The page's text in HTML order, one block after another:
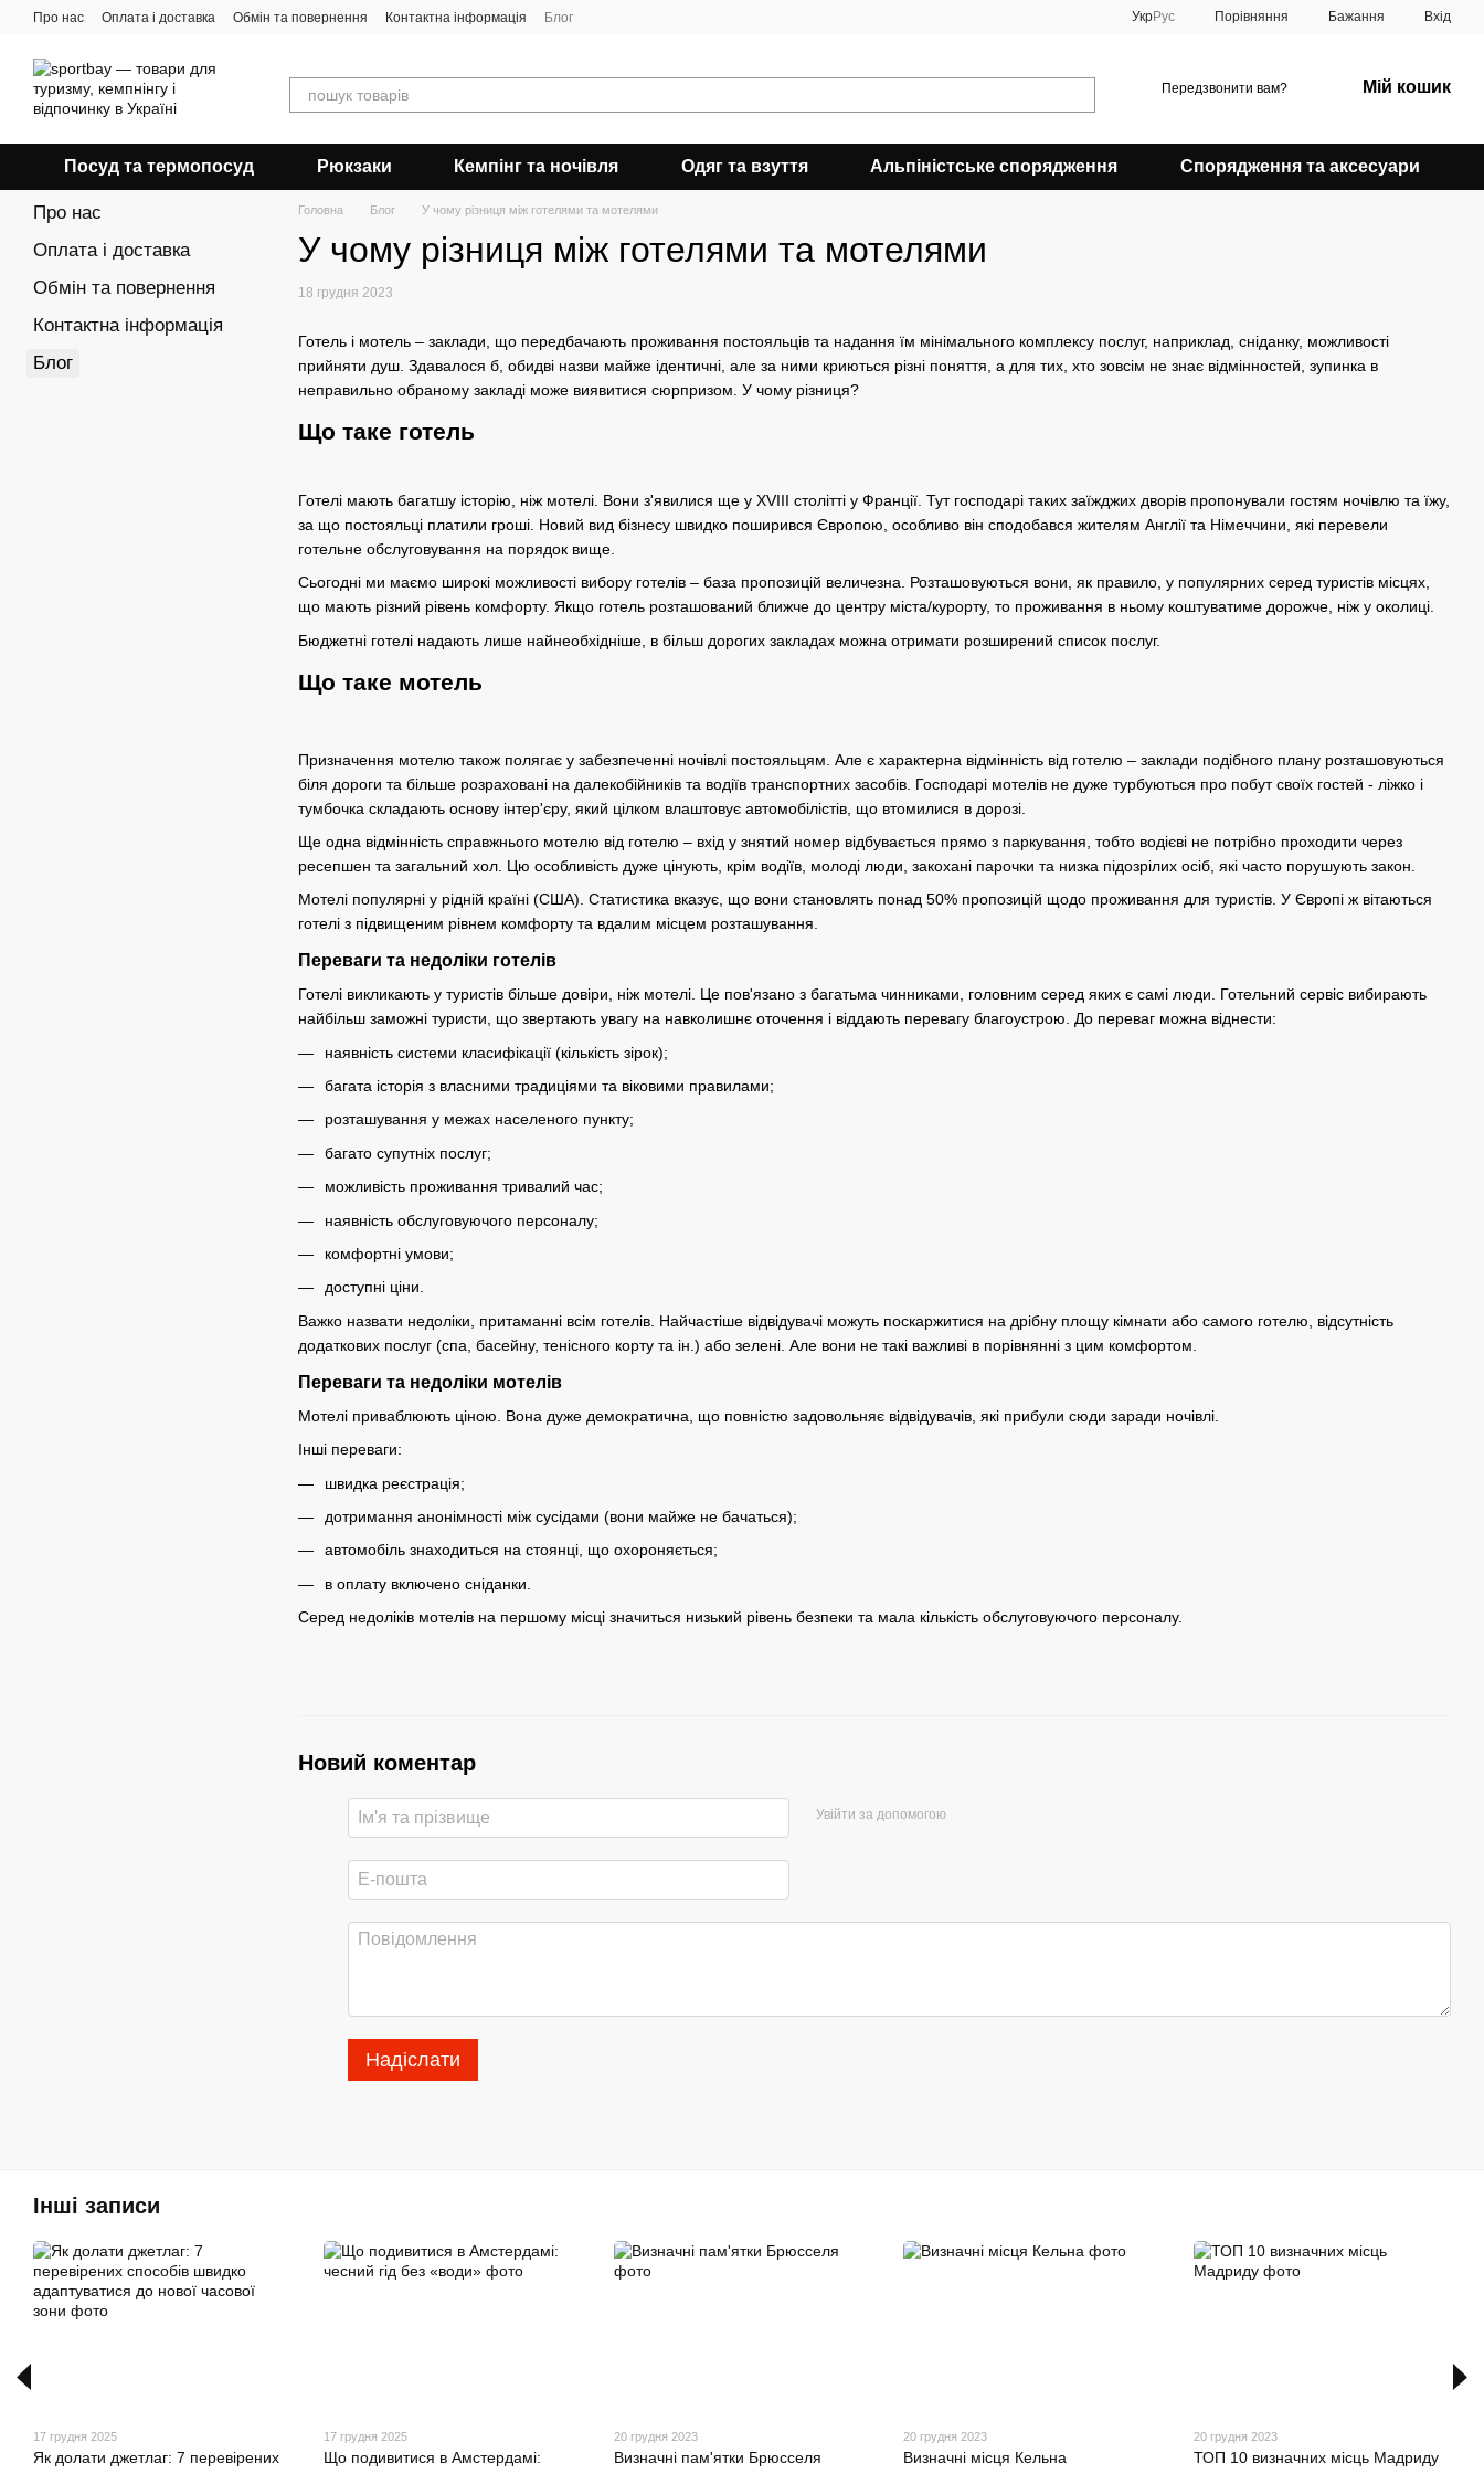
Перейти до основного контенту
Про нас Оплата і доставка Обмін та повернення Контактна інформація Блог УкрРус Порівняння Бажання Вхід
Передзвонити вам? Мій кошик
Посуд та термопосуд Рюкзаки Кемпінг та ночівля Одяг та взуття Альпіністське спорядження Спорядження та аксесуари
Головна Блог У чому різниця між готелями та мотелями
У чому різниця між готелями та мотелями
18 грудня 2023
Готель і мотель – заклади, що передбачають проживання постояльців та надання їм мінімального комплексу послуг, наприклад, сніданку, можливості
прийняти душ. Здавалося б, обидві назви майже ідентичні, але за ними криються різні поняття, а для тих, хто зовсім не знає відмінностей, зупинка в
неправильно обраному закладі може виявитися сюрпризом. У чому різниця?
Що таке готель
Готелі мають багатшу історію, ніж мотелі. Вони з'явилися ще у ХVІІІ столітті у Франції. Тут господарі таких заїжджих дворів пропонували гостям ночівлю та їжу,
за що постояльці платили гроші. Новий вид бізнесу швидко поширився Європою, особливо він сподобався жителям Англії та Німеччини, які перевели
готельне обслуговування на порядок вище.
Сьогодні ми маємо широкі можливості вибору готелів – база пропозицій величезна. Розташовуються вони, як правило, у популярних серед туристів місцях,
що мають різний рівень комфорту. Якщо готель розташований ближче до центру міста/курорту, то проживання в ньому коштуватиме дорожче, ніж у околиці.
Бюджетні готелі надають лише найнеобхідніше, в більш дорогих закладах можна отримати розширений список послуг.
Що таке мотель
Призначення мотелю також полягає у забезпеченні ночівлі постояльцям. Але є характерна відмінність від готелю – заклади подібного плану розташовуються
біля дороги та більше розраховані на далекобійників та водіїв транспортних засобів. Господарі мотелів не дуже турбуються про побут своїх гостей - ліжко і
тумбочка складають основу інтер'єру, який цілком влаштовує автомобілістів, що втомилися в дорозі.
Ще одна відмінність справжнього мотелю від готелю – вхід у знятий номер відбувається прямо з паркування, тобто водієві не потрібно проходити через
ресепшен та загальний хол. Цю особливість дуже цінують, крім водіїв, молоді люди, закохані парочки та низка підозрілих осіб, які часто порушують закон.
Мотелі популярні у рідній країні (США). Статистика вказує, що вони становлять понад 50% пропозицій щодо проживання для туристів. У Європі ж вітаються
готелі з підвищеним рівнем комфорту та вдалим місцем розташування.
Переваги та недоліки готелів
Готелі викликають у туристів більше довіри, ніж мотелі. Це пов'язано з багатьма чинниками, головним серед яких є самі люди. Готельний сервіс вибирають
найбільш заможні туристи, що звертають увагу на навколишнє оточення і віддають перевагу благоустрою. До переваг можна віднести:
наявність системи класифікації (кількість зірок);
багата історія з власними традиціями та віковими правилами;
розташування у межах населеного пункту;
багато супутніх послуг;
можливість проживання тривалий час;
наявність обслуговуючого персоналу;
комфортні умови;
доступні ціни.
Важко назвати недоліки, притаманні всім готелів. Найчастіше відвідувачі можуть поскаржитися на дрібну площу кімнати або самого готелю, відсутність
додаткових послуг (спа, басейну, тенісного корту та ін.) або зелені. Але вони не такі важливі в порівнянні з цим комфортом.
Переваги та недоліки мотелів
Мотелі приваблюють ціною. Вона дуже демократична, що повністю задовольняє відвідувачів, які прибули сюди заради ночівлі.
Інші переваги:
швидка реєстрація;
дотримання анонімності між сусідами (вони майже не бачаться);
автомобіль знаходиться на стоянці, що охороняється;
в оплату включено сніданки.
Серед недоліків мотелів на першому місці значиться низький рівень безпеки та мала кількість обслуговуючого персоналу.
Новий коментар
Увійти за допомогою
Надіслати
Про нас
Оплата і доставка
Обмін та повернення
Контактна інформація
Блог
Інші записи
17 грудня 2025
Як долати джетлаг: 7 перевірених
17 грудня 2025
Що подивитися в Амстердамі:
20 грудня 2023
Визначні пам'ятки Брюсселя
20 грудня 2023
Визначні місця Кельна
20 грудня 2023
ТОП 10 визначних місць Мадриду